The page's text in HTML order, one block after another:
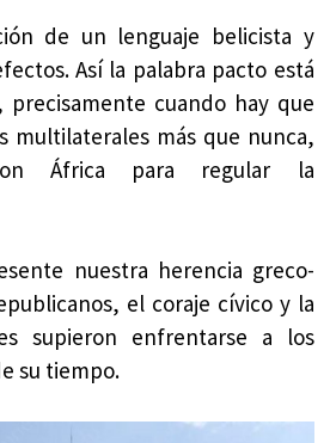
de un lenguaje belicista y
Así la palabra pacto está
precisamente cuando hay que
multilaterales más que nunca,
África para regular la
nuestra herencia greco-
el coraje cívico y la
supieron enfrentarse a los
su tiempo.